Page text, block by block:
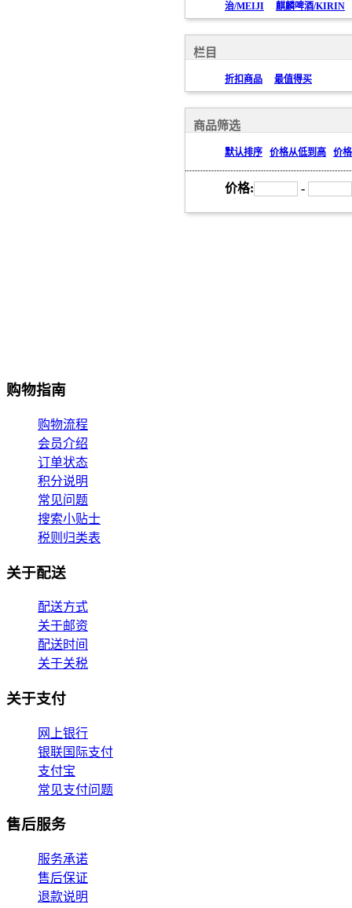
治/MEIJI 麒麟啤酒/KIRIN
栏目
折扣商品 最值得买
商品筛选
默认排序 价格从低到高 价
价格: -
购物指南
购物流程
会员介绍
订单状态
积分说明
常见问题
搜索小贴士
税则归类表
关于配送
配送方式
关于邮资
配送时间
关于关税
关于支付
网上银行
银联国际支付
支付宝
常见支付问题
售后服务
服务承诺
售后保证
退款说明